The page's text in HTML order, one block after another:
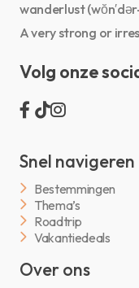
wanderlust
A very strong or
Volg onze
Snel navigeren
Bestemmingen
Thema’s
Roadtrip
Vakantiedeals
Over ons